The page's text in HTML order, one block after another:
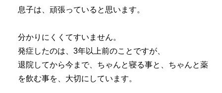
息子は、頑張っていると思います。
分かりにくくてすいません。
発症したのは、3年以上前のことですが、
退院してから今まで、ちゃんと寝る事と、ちゃんと薬
を飲む事を、大切にしています。